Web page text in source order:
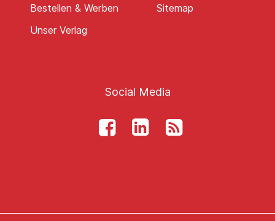
Bestellen & Werben
Unser Verlag
Sitemap
Social Media